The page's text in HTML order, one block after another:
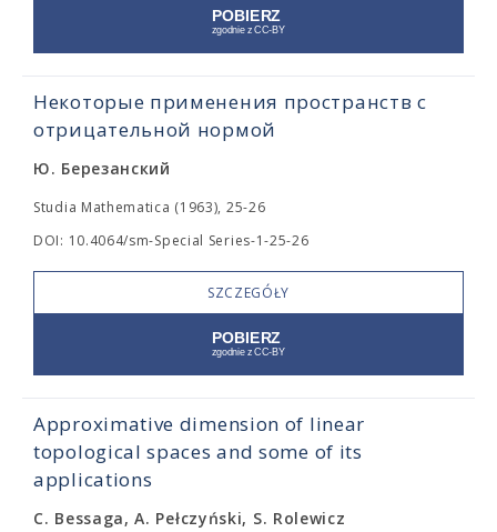
Некоторые применения пространств с
отрицательной нормой
Ю. Березанский
Studia Mathematica (1963), 25-26
DOI: 10.4064/sm-Special Series-1-25-26
SZCZEGÓŁY
Approximative dimension of linear
topological spaces and some of its
applications
C. Bessaga, A. Pełczyński, S. Rolewicz